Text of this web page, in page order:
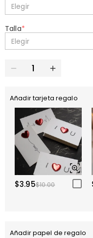
Elegir
Talla*
Elegir
Añadir tarjeta regalo
$3.95$10.00
Añadir papel de regalo